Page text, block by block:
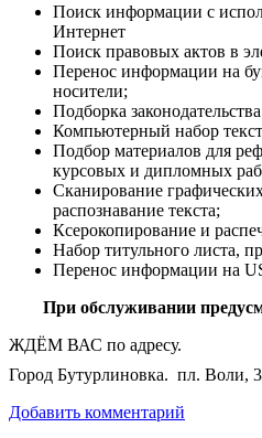
Поиск информации с
Интернет
Поиск правовых актов в
Перенос информации на
носители;
Подборка
Компьютерный набор
Подбор материалов для
курсовых и дипломных
Сканирование
распознавание текста;
Ксерокопирование и
Набор титульного листа,
Перенос информации на
При обслуживании
ЖДЁМ ВАС по адресу.
Город Бутурлиновка. пл. Воли,
Добавить комментарий